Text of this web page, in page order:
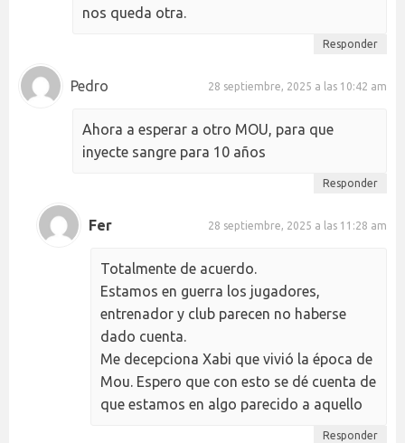
nos queda otra.
Responder
Pedro 28 septiembre, 2025 a las 10:42 am
Ahora a esperar a otro MOU, para que
inyecte sangre para 10 años
Responder
Fer 28 septiembre, 2025 a las 11:28 am
Totalmente de acuerdo.
Estamos en guerra los jugadores,
entrenador y club parecen no haberse
dado cuenta.
Me decepciona Xabi que vivió la época de
Mou. Espero que con esto se dé cuenta de
que estamos en algo parecido a aquello
Responder